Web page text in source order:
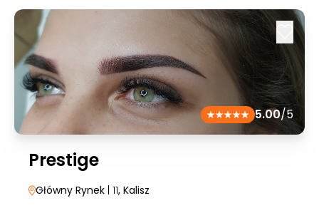
5.00/5
Prestige
Główny Rynek | 11, Kalisz